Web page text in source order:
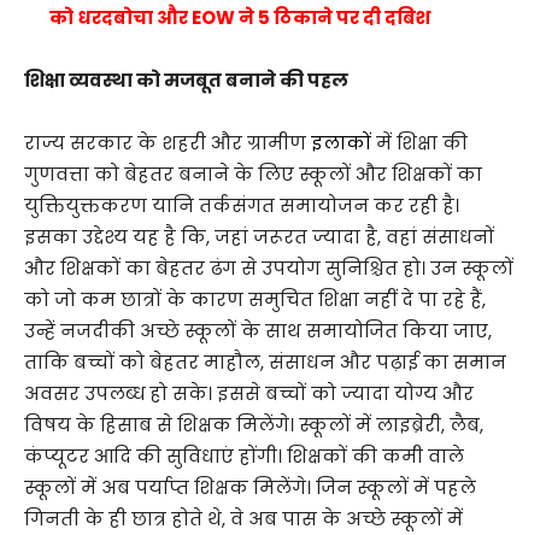
को धरदबोचा और EOW ने 5 ठिकाने पर दी दबिश
शिक्षा व्यवस्था को मजबूत बनाने की पहल
राज्य सरकार के शहरी और ग्रामीणइलाकोंमें शिक्षा की
गुणवत्ता को बेहतर बनाने के लिए स्कूलों और शिक्षकों का
युक्तियुक्तकरण यानि तर्कसंगत समायोजन कर रही है।
इसका उद्देश्य यह है कि, जहां जरूरत ज्यादा है, वहां संसाधनों
और शिक्षकों का बेहतर ढंग से उपयोग सुनिश्चित हो। उन स्कूलों
को जो कम छात्रों के कारण समुचित शिक्षा नहीं दे पा रहे हैं,
उन्हें नजदीकी अच्छे स्कूलों के साथ समायोजित किया जाए,
ताकि बच्चों को बेहतर माहौल, संसाधन और पढ़ाई का समान
अवसर उपलब्ध हो सके। इससे बच्चों को ज्यादा योग्य और
विषय के हिसाब से शिक्षक मिलेंगे। स्कूलों में लाइब्रेरी, लैब,
कंप्यूटर आदि की सुविधाएं होंगी। शिक्षकों की कमी वाले
स्कूलों में अब पर्याप्त शिक्षक मिलेंगे। जिन स्कूलों में पहले
गिनती के ही छात्र होते थे, वे अब पास के अच्छे स्कूलों में